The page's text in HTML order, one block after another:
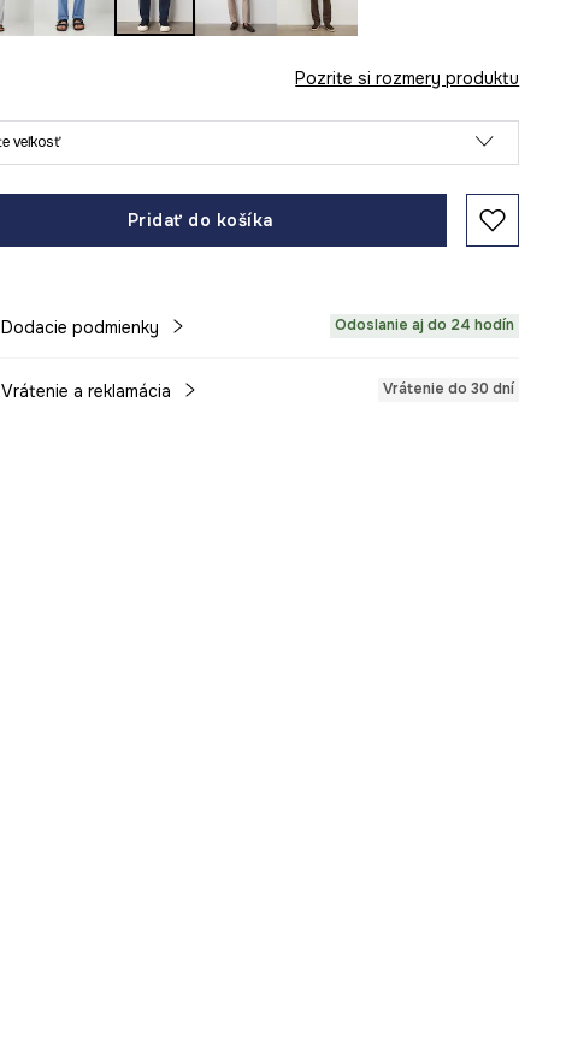
Pozrite si rozmery produktu
veľkosť
Pridať do košíka
Dodacie podmienky Odoslanie aj do 24 hodín
Vrátenie a reklamácia Vrátenie do 30 dní